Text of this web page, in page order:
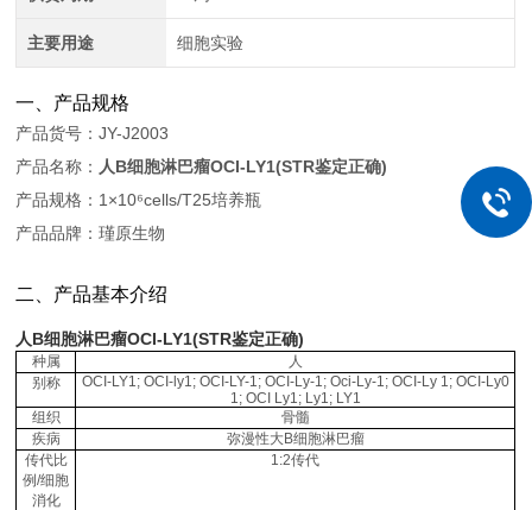
主要用途 细胞实验
一、产品规格
产品货号：JY-J2003
产品名称： 人B细胞淋巴瘤OCI-LY1(STR鉴定正确)
产品规格：1×10⁶cells/T25培养瓶
产品品牌：瑾原生物
二、产品基本介绍
人B细胞淋巴瘤OCI-LY1(STR鉴定正确)
种属
人
别称
OCI-LY1; OCI-ly1; OCI-LY-1; OCI-Ly-1; Oci-Ly-1; OCI-Ly 1; OCI-Ly0
1; OCI Ly1; Ly1; LY1
组织
骨髓
疾病
弥漫性大B细胞淋巴瘤
传代比
例/细胞
消化
1:2传代